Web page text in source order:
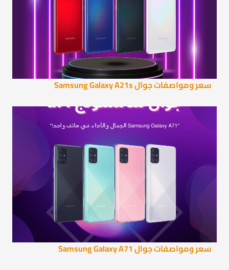
سعر ومواصفات جوال Samsung Galaxy A21s
سعر ومواصفات جوال Samsung Galaxy A71